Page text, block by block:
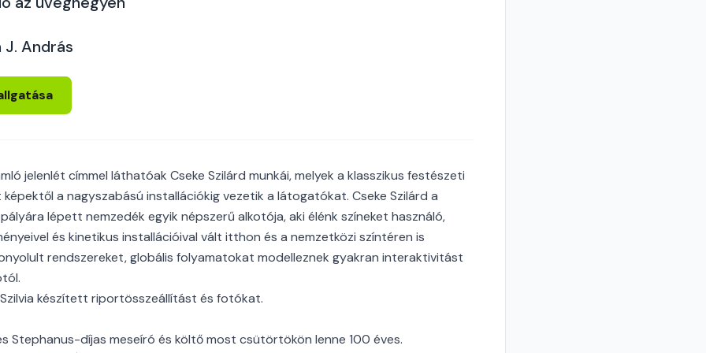
András
jelenlét címmel láthatóak Cseke Szilárd munkái, melyek a klasszikus festészeti
a nagyszabású installációkig vezetik a látogatókat. Cseke Szilárd a
lépett nemzedék egyik népszerű alkotója, aki élénk színeket használó,
és kinetikus installációival vált itthon és a nemzetközi színtéren is
rendszereket, globális folyamatokat modelleznek gyakran interaktivitást
készített riportösszeállítást és fotókat.
Stephanus-díjas meseíró és költő most csütörtökön lenne 100 éves.